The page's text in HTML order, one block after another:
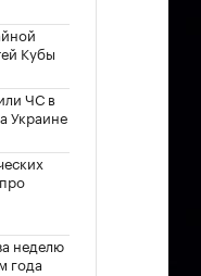
Кубы
ЧС в
Украине
неделю
года